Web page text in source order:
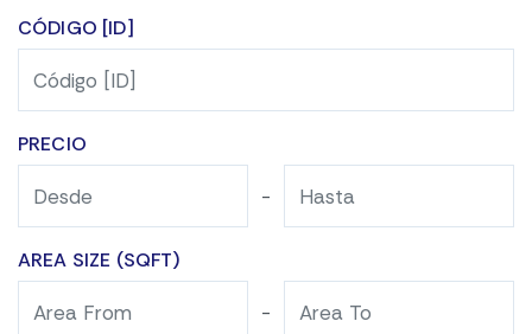
CÓDIGO [ID]
PRECIO
-
AREA SIZE (SQFT)
-